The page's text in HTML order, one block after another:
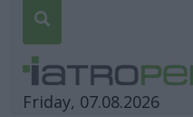
Friday, 07.08.2026